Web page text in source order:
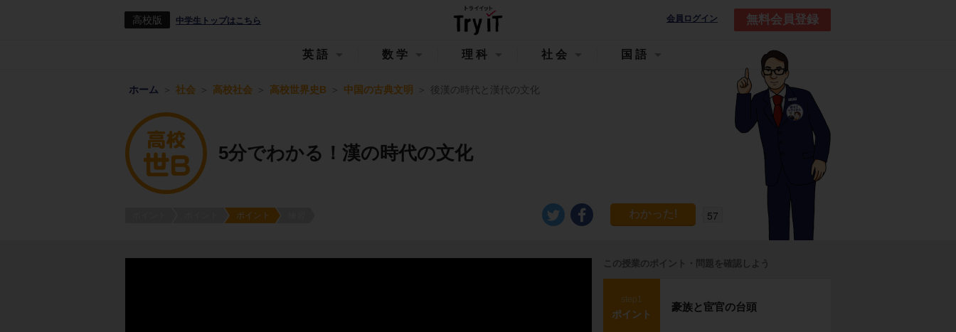
高校版 中学生トップはこちら 会員ログイン 無料会員登録
英語 数学 理科 社会 国語
ホーム 社会 高校社会 高校世界史B 中国の古典文明 後漢の時代と漢代の文化
5分でわかる！漢の時代の文化
ポイント 57
この授業のポイント・問題を確認しよう
step1
ポイント
豪族と宦官の台頭